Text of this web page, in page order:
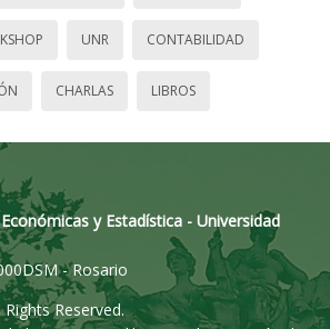
UNR CONTABILIDAD
CHARLAS LIBROS
y Estadística - Universidad
- Rosario
Reserved.